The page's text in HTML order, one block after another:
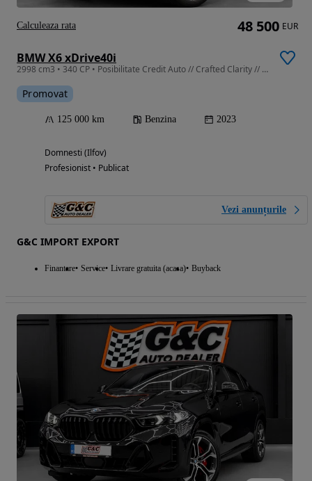
BMW X6 xDrive40i
2998 cm3 • 340 CP • Posibilitate Credit Auto // Crafted Clarity // Pachet M
Promovat
125 000 km Benzina 2023
Domnesti (Ilfov)
Profesionist • Publicat
Vezi anunțurile
G&C IMPORT EXPORT
Finantare Service Livrare gratuita (acasa) Buyback
48 500 EUR
Calculeaza rata